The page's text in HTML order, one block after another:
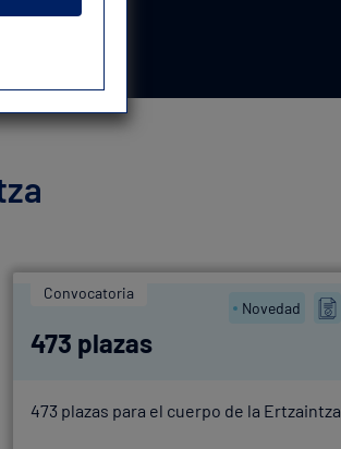
Convocatoria
Novedad
473 plazas
473 plazas para el cuerpo de la Ertzaintza